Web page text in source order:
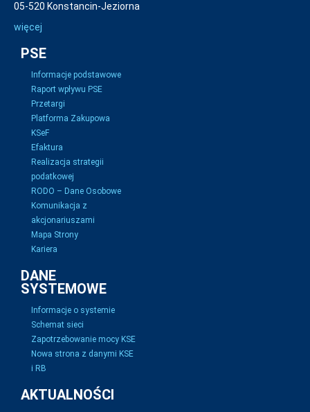
05-520 Konstancin-Jeziorna
więcej
PSE
Informacje podstawowe
Raport wpływu PSE
Przetargi
Platforma Zakupowa
KSeF
Efaktura
Realizacja strategii
podatkowej
RODO – Dane Osobowe
Komunikacja z
akcjonariuszami
Mapa Strony
Kariera
DANE
SYSTEMOWE
Informacje o systemie
Schemat sieci
Zapotrzebowanie mocy KSE
Nowa strona z danymi KSE
i RB
AKTUALNOŚCI